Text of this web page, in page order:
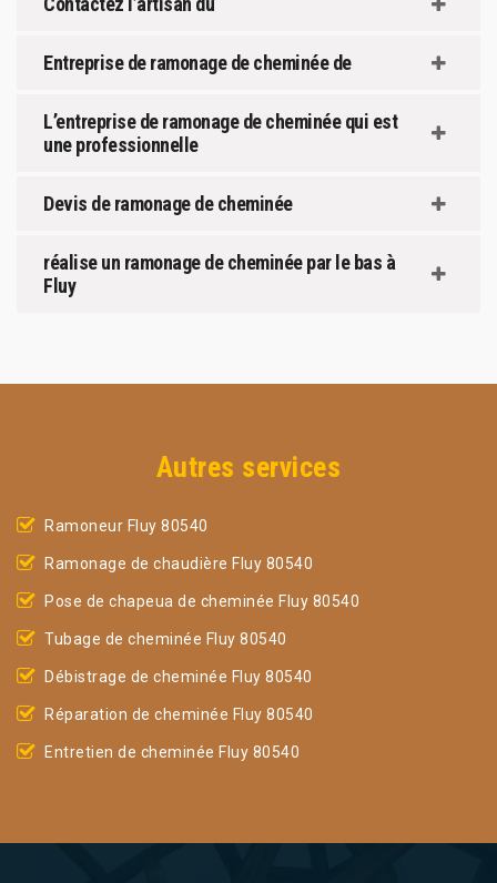
Entreprise de ramonage de cheminée de
L’entreprise de ramonage de cheminée qui est
une professionnelle
Devis de ramonage de cheminée
réalise un ramonage de cheminée par le bas à
Fluy
Autres services
Ramoneur Fluy 80540
Ramonage de chaudière Fluy 80540
Pose de chapeua de cheminée Fluy 80540
Tubage de cheminée Fluy 80540
Débistrage de cheminée Fluy 80540
Réparation de cheminée Fluy 80540
Entretien de cheminée Fluy 80540